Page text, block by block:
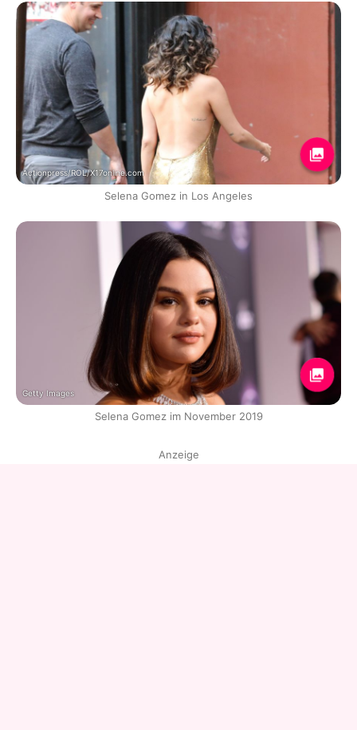
Actionpress/ROL/X17online.com
Selena Gomez in Los Angeles
Getty Images
Selena Gomez im November 2019
Anzeige